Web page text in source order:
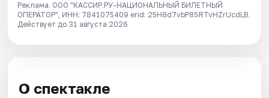
Реклама. ООО "КАССИР.РУ-НАЦИОНАЛЬНЫЙ БИЛЕТНЫЙ
ОПЕРАТОР", ИНН: 7841075409 erid: 25H8d7vbP8SRTvHZrUcdLB.
Действует до 31 августа 2026
О спектакле